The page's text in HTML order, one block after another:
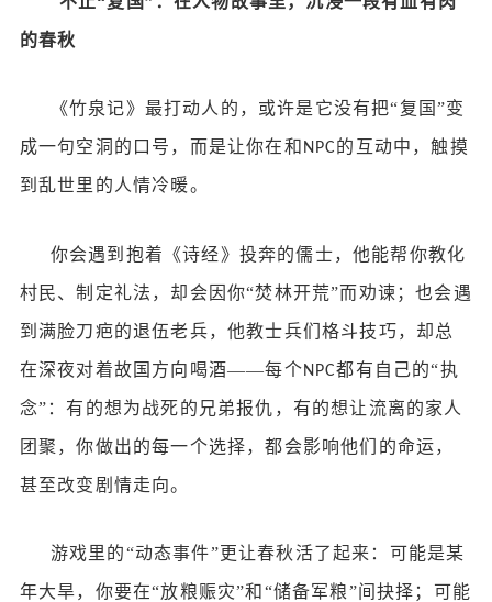
的春秋
《竹泉记》最打动人的，或许是它没有把“复国”变
成一句空洞的口号，而是让你在和 NPC的互动中，触摸
到乱世里的人情冷暖。
你会遇到抱着《诗经》投奔的儒士，他能帮你教化
村民、制定礼法，却会因你“焚林开荒”而劝谏；也会遇
到满脸刀疤的退伍老兵，他教士兵们格斗技巧，却总
在深夜对着故国方向喝酒——每个NPC都有自己的“执
念”：有的想为战死的兄弟报仇，有的想让流离的家人
团聚，你做出的每一个选择，都会影响他们的命运，
甚至改变剧情走向。
游戏里的“动态事件”更让春秋活了起来：可能是某
年大旱，你要在“放粮赈灾”和“储备军粮”间抉择；可能